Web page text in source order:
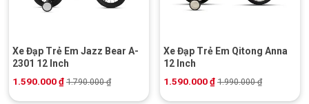
Xe Đạp Trẻ Em Jazz Bear A-
2301 12 Inch
1.590.000₫ 1.790.000₫
Xe Đạp Trẻ Em Qitong Anna
12 Inch
1.590.000₫ 1.990.000₫